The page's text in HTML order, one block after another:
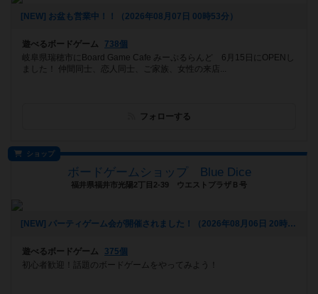
[NEW] お盆も営業中！！（2026年08月07日 00時53分）
遊べるボードゲーム
738個
岐阜県瑞穂市にBoard Game Cafe みーぷるらんど 6月15日にOPENし
ました！ 仲間同士、恋人同士、ご家族、女性の来店...
フォローする
ショップ
ボードゲームショップ Blue Dice
福井県福井市光陽2丁目2-39 ウエストプラザＢ号
[NEW] パーティゲーム会が開催されました！（2026年08月06日 20時08分）
遊べるボードゲーム
375個
初心者歓迎！話題のボードゲームをやってみよう！